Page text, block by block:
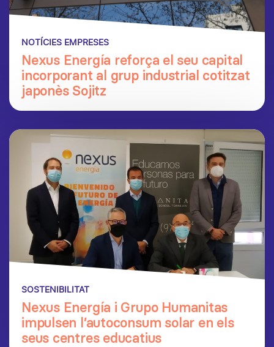
NOTÍCIES EMPRESES
Nexus Energía reforça el seu capital
incorporant al grup industrial cotitzat
japonès Sojitz
SOSTENIBILITAT
Nexus Energía i Grupo Humanitas
impulsen l’autoconsum solar en els
seus centres educatius